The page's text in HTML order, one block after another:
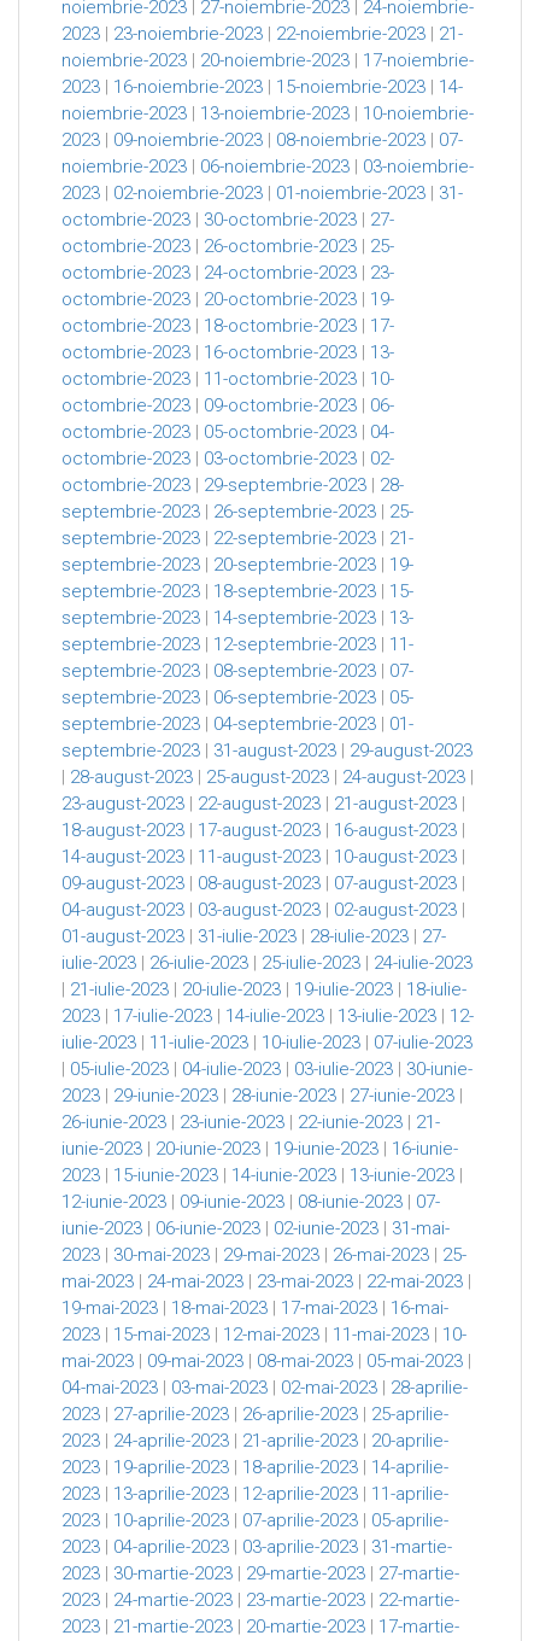
noiembrie-2023 27-noiembrie-2023
24-noiembrie-
2023 | 23-noiembrie-2023 | 22-noiembrie-2023 | 21-
noiembrie-2023 | 20-noiembrie-2023 | 17-noiembrie-
2023 | 16-noiembrie-2023 | 15-noiembrie-2023 | 14-
noiembrie-2023 | 13-noiembrie-2023 | 10-noiembrie-
2023 | 09-noiembrie-2023 | 08-noiembrie-2023 | 07-
noiembrie-2023 | 06-noiembrie-2023 | 03-noiembrie-
2023 | 02-noiembrie-2023 | 01-noiembrie-2023 | 31-
octombrie-2023 | 30-octombrie-2023 | 27-
octombrie-2023 | 26-octombrie-2023 | 25-
octombrie-2023 | 24-octombrie-2023 | 23-
octombrie-2023 | 20-octombrie-2023 | 19-
octombrie-2023 | 18-octombrie-2023 | 17-
octombrie-2023 | 16-octombrie-2023 | 13-
octombrie-2023 | 11-octombrie-2023 | 10-
octombrie-2023 | 09-octombrie-2023 | 06-
octombrie-2023 | 05-octombrie-2023 | 04-
octombrie-2023 | 03-octombrie-2023 | 02-
octombrie-2023 | 29-septembrie-2023 | 28-
septembrie-2023 | 26-septembrie-2023 | 25-
septembrie-2023 | 22-septembrie-2023 | 21-
septembrie-2023 | 20-septembrie-2023 | 19-
septembrie-2023 | 18-septembrie-2023 | 15-
septembrie-2023 | 14-septembrie-2023 | 13-
septembrie-2023 | 12-septembrie-2023 | 11-
septembrie-2023 | 08-septembrie-2023 | 07-
septembrie-2023 | 06-septembrie-2023 | 05-
septembrie-2023 | 04-septembrie-2023 | 01-
septembrie-2023 | 31-august-2023 | 29-august-2023
| 28-august-2023 | 25-august-2023 | 24-august-2023 |
23-august-2023 | 22-august-2023 | 21-august-2023 |
18-august-2023 | 17-august-2023 | 16-august-2023 |
14-august-2023 | 11-august-2023 | 10-august-2023 |
09-august-2023 | 08-august-2023 | 07-august-2023 |
04-august-2023 | 03-august-2023 | 02-august-2023 |
01-august-2023 | 31-iulie-2023 | 28-iulie-2023 | 27-
iulie-2023 | 26-iulie-2023 | 25-iulie-2023 | 24-iulie-2023
| 21-iulie-2023 | 20-iulie-2023 | 19-iulie-2023 | 18-iulie-
2023 | 17-iulie-2023 | 14-iulie-2023 | 13-iulie-2023 | 12-
iulie-2023 | 11-iulie-2023 | 10-iulie-2023 | 07-iulie-2023
| 05-iulie-2023 | 04-iulie-2023 | 03-iulie-2023 | 30-iunie-
2023 | 29-iunie-2023 | 28-iunie-2023 | 27-iunie-2023 |
26-iunie-2023 | 23-iunie-2023 | 22-iunie-2023 | 21-
iunie-2023 | 20-iunie-2023 | 19-iunie-2023 | 16-iunie-
2023 | 15-iunie-2023 | 14-iunie-2023 | 13-iunie-2023 |
12-iunie-2023 | 09-iunie-2023 | 08-iunie-2023 | 07-
iunie-2023 | 06-iunie-2023 | 02-iunie-2023 | 31-mai-
2023 | 30-mai-2023 | 29-mai-2023 | 26-mai-2023 | 25-
mai-2023 | 24-mai-2023 | 23-mai-2023 | 22-mai-2023 |
19-mai-2023 | 18-mai-2023 | 17-mai-2023 | 16-mai-
2023 | 15-mai-2023 | 12-mai-2023 | 11-mai-2023 | 10-
mai-2023 | 09-mai-2023 | 08-mai-2023 | 05-mai-2023 |
04-mai-2023 | 03-mai-2023 | 02-mai-2023 | 28-aprilie-
2023 | 27-aprilie-2023 | 26-aprilie-2023 | 25-aprilie-
2023 | 24-aprilie-2023 | 21-aprilie-2023 | 20-aprilie-
2023 | 19-aprilie-2023 | 18-aprilie-2023 | 14-aprilie-
2023 | 13-aprilie-2023 | 12-aprilie-2023 | 11-aprilie-
2023 | 10-aprilie-2023 | 07-aprilie-2023 | 05-aprilie-
2023 | 04-aprilie-2023 | 03-aprilie-2023 | 31-martie-
2023 | 30-martie-2023 | 29-martie-2023 | 27-martie-
2023 | 24-martie-2023 | 23-martie-2023 | 22-martie-
2023 | 21-martie-2023 | 20-martie-2023 | 17-martie-